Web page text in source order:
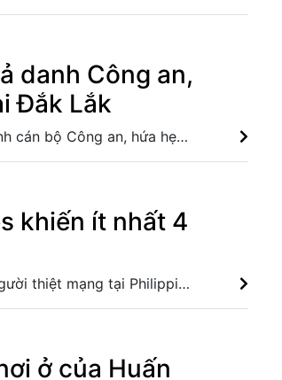
danh Công an,
Đắk Lắk
Đối tượng Văn Thị Thúy đã giả danh cán bộ Công an, hứa hẹn sẽ "chạy án" cho một bị can đang bị điều tra để lừa đảo chiếm đoạt 400 triệu đồng rồi bỏ trốn khỏi địa phương. Sơn La: Khởi tố Giám đốc doanh nghiệp xây dựng lừa đảo, chiếm đoạt tài sản Giả danh cảnh sát hình sự để chiếm đoạt tài sản tại Thành phố Hồ Chí Minh Đối tượng lừa đảo chiếm đoạt tài sản sa lưới sau gần 22 giờ gây án
khiến ít nhất 4
Mưa lớn gây lở đất làm ít nhất 4 người thiệt mạng tại Philippines, trong khi Trung Quốc kích hoạt ứng phó khẩn cấp cấp IV với bão Dolphin, triển khai các biện pháp phòng ngừa tại các tỉnh ven biển. Bão Dolphin hướng vào miền Đông Trung Quốc, cảnh báo mưa lớn trên diện rộng Hơn 100 người thiệt mạng trong mùa mưa khốc liệt ở Ấn Độ Lở đất tại Ethiopia khiến ít nhất 14 người thiệt mạng
ở của Huấn